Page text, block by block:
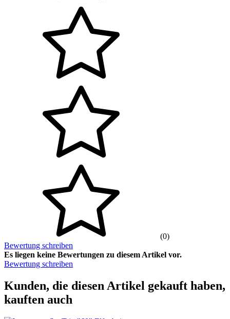
(0)
Bewertung schreiben
Es liegen keine Bewertungen zu diesem Artikel vor.
Bewertung schreiben
Kunden, die diesen Artikel gekauft haben,
kauften auch